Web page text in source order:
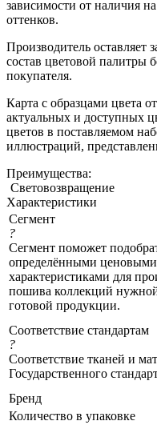
зависимости от наличия
оттенков.
Производитель оставляет
состав цветовой палитры
покупателя.
Карта с образцами цвета
актуальных и доступных
цветов в поставляемом
иллюстраций,
Преимущества:
Световозвращение
Характеристики
Сегмент
?
Сегмент поможет
определёнными
характеристиками для
пошива коллекций
готовой продукции.
Соответствие стандартам
?
Соответствие тканей и
Государственного
Бренд
Количество в упаковке